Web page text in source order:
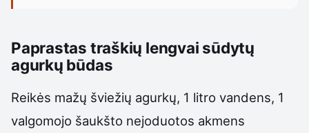
Paprastas traškių lengvai sūdytų
agurkų būdas
Reikės mažų šviežių agurkų, 1 litro vandens, 1
valgomojo šaukšto nejoduotos akmens